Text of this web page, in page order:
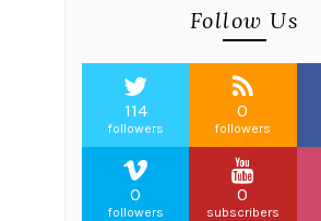
Follow Us
114
followers
0
followers
0
followers
0
subscribers